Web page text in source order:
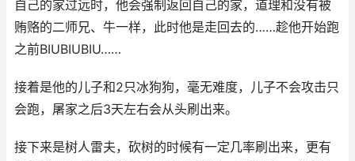
自己的家过远时，他会强制返回自己的家，道理和没有被
贿赂的二师兄、牛一样，此时他是走回去的……趁他开始跑
之前BIUBIUBIU……
接着是他的儿子和2只冰狗狗，毫无难度，儿子不会攻击只
会跑，屠家之后3天左右会从头刷出来。
接下来是树人雷夫，砍树的时候有一定几率刷出来，更有